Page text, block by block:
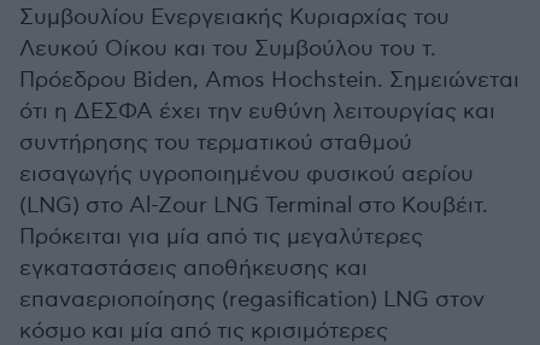
Συμβουλίου Ενεργειακής Κυριαρχίας του
Λευκού Οίκου και του Συμβούλου του τ.
Πρόεδρου Biden, Amos Hochstein. Σημειώνεται
ότι η ΔΕΣΦΑ έχει την ευθύνη λειτουργίας και
συντήρησης του τερματικού σταθμού
εισαγωγής υγροποιημένου φυσικού αερίου
(LNG) στο Al-Zour LNG Terminal στο Κουβέιτ.
Πρόκειται για μία από τις μεγαλύτερες
εγκαταστάσεις αποθήκευσης και
επαναεριοποίησης (regasification) LNG στον
κόσμο και μία από τις κρισιμότερες